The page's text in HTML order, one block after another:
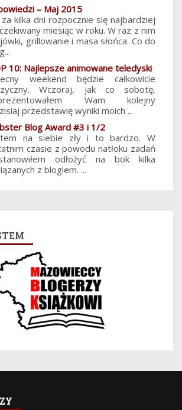
– Maj 2015
za kilka dni rozpocznie się najbardziej
miesiąc w roku. W raz z nim
grillowanie i masa słońca. Co do
10: Najlepsze animowane teledyski
weekend będzie całkowicie
Wczoraj, jak co sobotę,
Wam kolejny
przedstawię wyniki moich ...
Blog Award #3 i 1/2
na siebie zły i to bardzo. W
czasie z powodu natłoku zadań
odłożyć na bok kilka
z blogiem. ...